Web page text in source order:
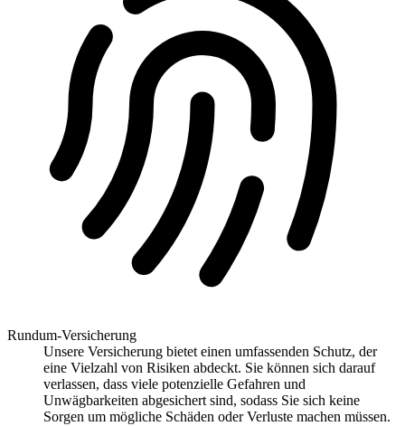
Rundum-Versicherung
Unsere Versicherung bietet einen umfassenden Schutz, der
eine Vielzahl von Risiken abdeckt. Sie können sich darauf
verlassen, dass viele potenzielle Gefahren und
Unwägbarkeiten abgesichert sind, sodass Sie sich keine
Sorgen um mögliche Schäden oder Verluste machen müssen.